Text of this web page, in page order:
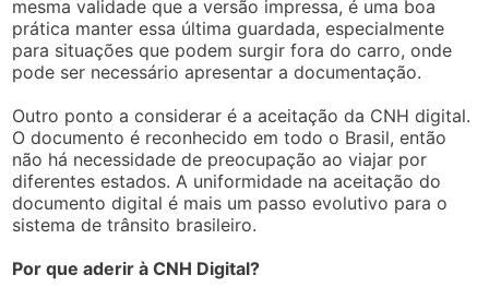
mesma validade que a versão impressa, é uma boa
prática manter essa última guardada, especialmente
para situações que podem surgir fora do carro, onde
pode ser necessário apresentar a documentação.
Outro ponto a considerar é a aceitação da CNH digital.
O documento é reconhecido em todo o Brasil, então
não há necessidade de preocupação ao viajar por
diferentes estados. A uniformidade na aceitação do
documento digital é mais um passo evolutivo para o
sistema de trânsito brasileiro.
Por que aderir à CNH Digital?